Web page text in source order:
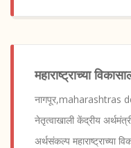
महाराष्ट्राच्या
नागपूर,maharashtras
नेतृत्वाखाली केंद्रीय
अर्थसंकल्प महाराष्ट्राच्या